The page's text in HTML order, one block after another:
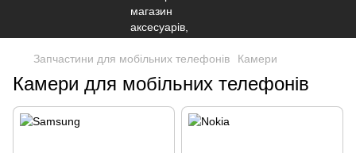
Запчастини для мобільних телефонів Камери
Камери для мобільних телефонів